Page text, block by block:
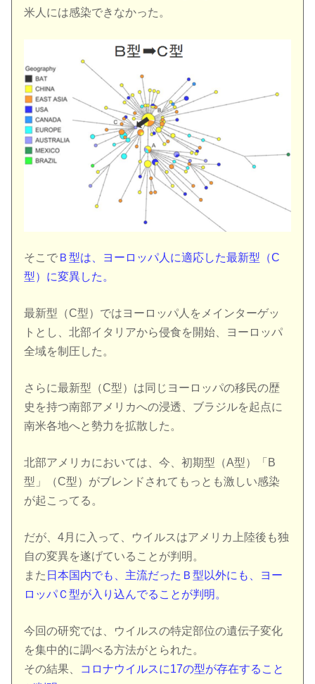
米人には感染できなかった。
そこで Ｂ型は、ヨーロッパ人に適応した最新型（C
型）に変異した。
最新型（C型）ではヨーロッパ人をメインターゲッ
トとし、北部イタリアから侵食を開始、ヨーロッパ
全域を制圧した。
さらに最新型（C型）は同じヨーロッパの移民の歴
史を持つ南部アメリカへの浸透、ブラジルを起点に
南米各地へと勢力を拡散した。
北部アメリカにおいては、今、初期型（A型）「B
型」（C型）がブレンドされてもっとも激しい感染
が起こってる。
だが、4月に入って、ウイルスはアメリカ上陸後も独
自の変異を遂げていることが判明。
また 日本国内でも、主流だったＢ型以外にも、ヨー
ロッパＣ型が入り込んでることが判明。
今回の研究では、ウイルスの特定部位の遺伝子変化
を集中的に調べる方法がとられた。
その結果、
コロナウイルスに17の型が存在すること